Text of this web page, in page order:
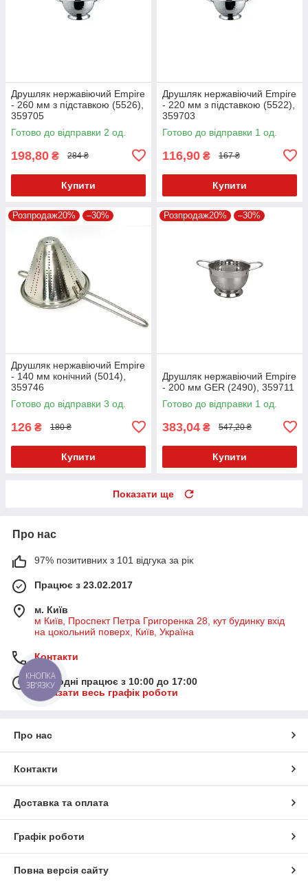
Друшляк нержавіючий Empire
- 260 мм з підставкою (5526),
359705
Готово до відправки 2 од.
198,80 ₴ 284 ₴
Купити
Друшляк нержавіючий Empire
- 220 мм з підставкою (5522),
359703
Готово до відправки 1 од.
116,90 ₴ 167 ₴
Купити
Розпродаж20% –30%
Друшляк нержавіючий Empire
- 140 мм конічний (5014),
359746
Готово до відправки 3 од.
126 ₴ 180 ₴
Купити
Розпродаж20% –30%
Друшляк нержавіючий Empire
- 200 мм GER (2490), 359711
Готово до відправки 1 од.
383,04 ₴ 547,20 ₴
Купити
Показати ще
Про нас
97% позитивних з 101 відгука за рік
Працює з 23.02.2017
м. Київ
м Київ, Проспект Петра Григоренка 28, кут будинку вхід
на цокольний поверх, Київ, Україна
Контакти
Сьогодні працює з 10:00 до 17:00
Показати весь графік роботи
Про нас
Контакти
Доставка та оплата
Графік роботи
Повна версія сайту
КНОПКА
ЗВ'ЯЗКУ